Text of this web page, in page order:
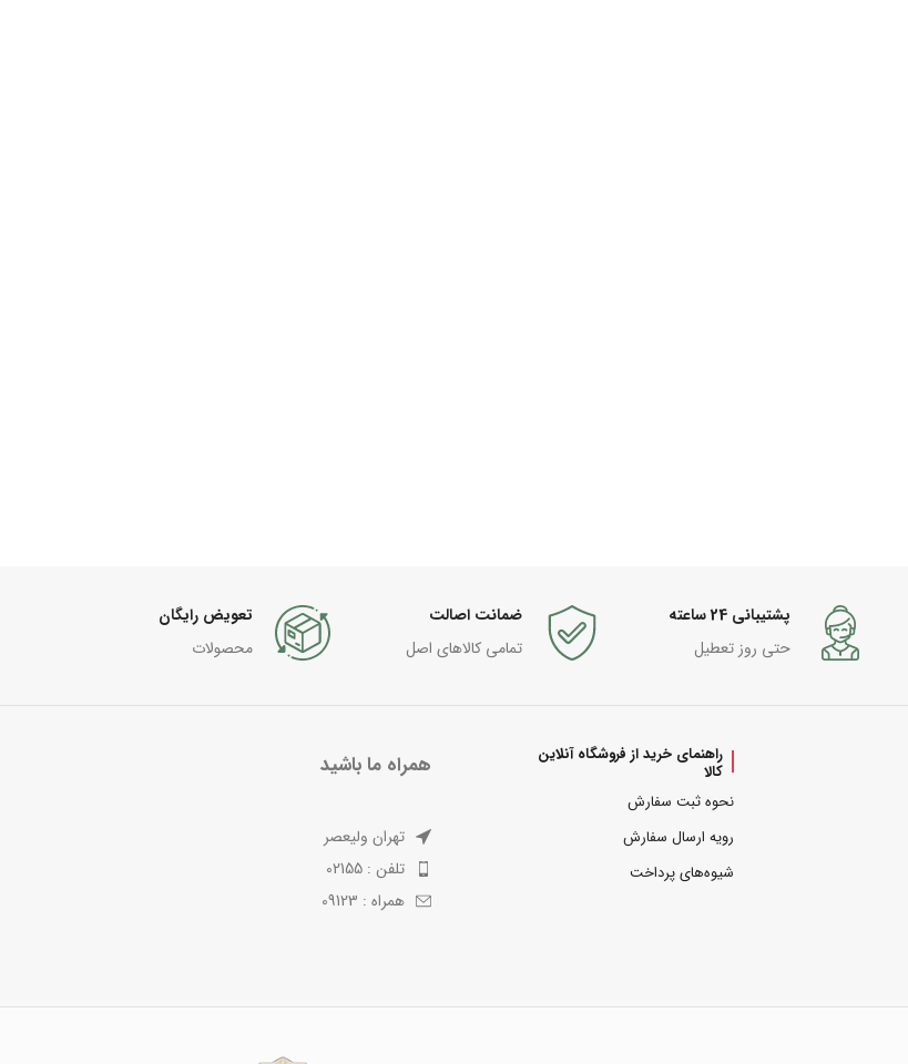
پشتیبانی 24 ساعته
حتی روز تعطیل
ضمانت اصالت
تمامی کالاهای اصل
تعویض رایگان
محصولات
راهنمای خرید از فروشگاه آنلاین
کالا
نحوه ثبت سفارش
رویه ارسال سفارش
شیوه‌های پرداخت
همراه ما باشید
تهران ولیعصر
تلفن : 02155
همراه : 09123